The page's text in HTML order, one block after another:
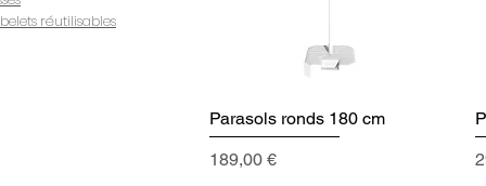
réutilisables
Aperçu rapide
Parasols ronds 180 cm
Prix
189,00 €